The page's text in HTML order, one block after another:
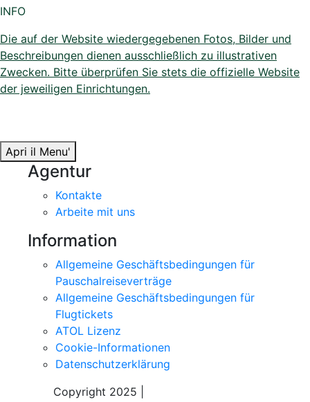
INFO
Die auf der Website wiedergegebenen Fotos, Bilder und
Beschreibungen dienen ausschließlich zu illustrativen
Zwecken. Bitte überprüfen Sie stets die offizielle Website
der jeweiligen Einrichtungen.
Apri il Menu'
Agentur
Kontakte
Arbeite mit uns
Information
Allgemeine Geschäftsbedingungen für
Pauschalreiseverträge
Allgemeine Geschäftsbedingungen für
Flugtickets
ATOL Lizenz
Cookie-Informationen
Datenschutzerklärung
Copyright 2025 |